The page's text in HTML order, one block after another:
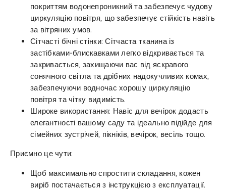
покриттям водонепроникний та забезпечує чудову
циркуляцію повітря, що забезпечує стійкість навіть
за вітряних умов.
Сітчасті бічні стінки: Сітчаста тканина із
застібками-блискавками легко відкривається та
закривається, захищаючи вас від яскравого
сонячного світла та дрібних надокучливих комах,
забезпечуючи водночас хорошу циркуляцію
повітря та чітку видимість.
Широке використання: Навіс для вечірок додасть
елегантності вашому саду та ідеально підійде для
сімейних зустрічей, пікніків, вечірок, весіль тощо.
Приємно це чути:
Щоб максимально спростити складання, кожен
виріб постачається з інструкцією з експлуатації.